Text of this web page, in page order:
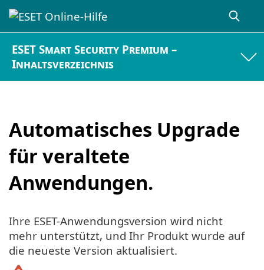
ESET Smart Security Premium –
Inhaltsverzeichnis
Automatisches Upgrade
für veraltete
Anwendungen.
Ihre ESET-Anwendungsversion wird nicht
mehr unterstützt, und Ihr Produkt wurde auf
die neueste Version aktualisiert.